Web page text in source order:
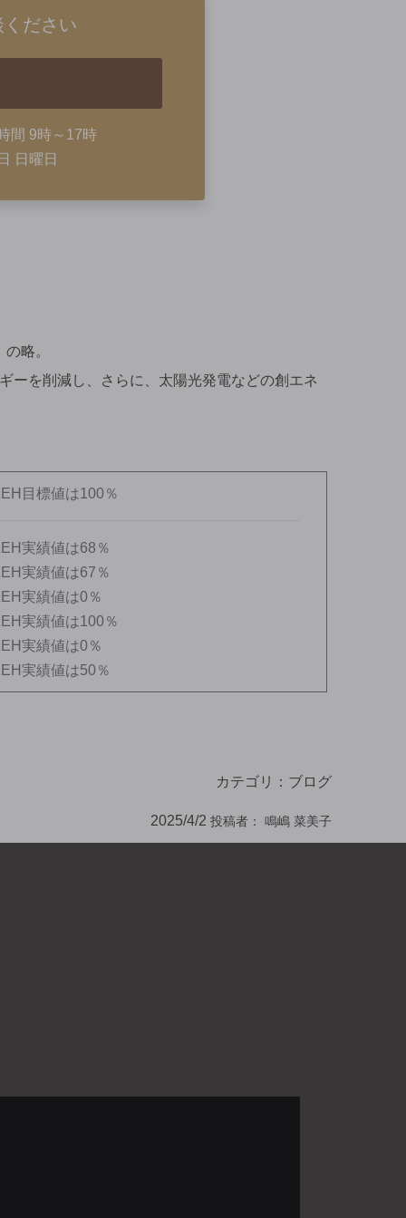
ださい
間 9時～17時
日曜日
略。
ーを削減し、さらに、太陽光発電などの創エネ
目標値は100％
実績値は68％
実績値は67％
実績値は0％
実績値は100％
実績値は0％
実績値は50％
カテゴリ： ブログ
2025/4/2 投稿者： 鳴嶋 菜美子